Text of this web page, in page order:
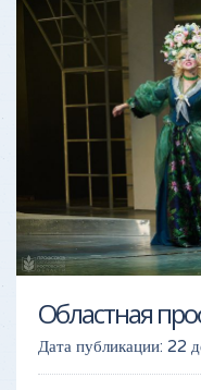
Областная
Дата публикации: 22